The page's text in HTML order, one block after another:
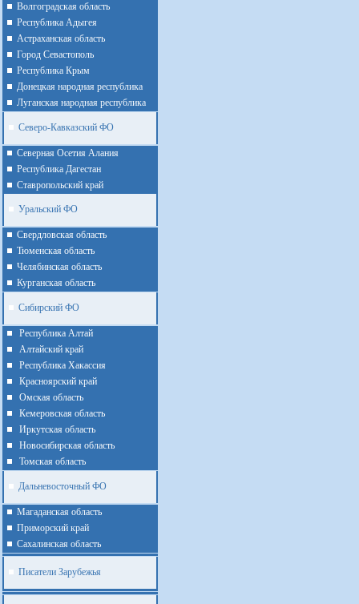
Волгоградская область
Республика Адыгея
Астраханская область
Город Севастополь
Республика Крым
Донецкая народная республика
Луганская народная республика
Северо-Кавказский ФО
Северная Осетия Алания
Республика Дагестан
Ставропольский край
Уральский ФО
Cвердловская область
Тюменская область
Челябинская область
Курганская область
Сибирский ФО
Республика Алтай
Алтайcкий край
Республика Хакассия
Красноярский край
Омская область
Кемеровская область
Иркутская область
Новосибирская область
Томская область
Дальневосточный ФО
Магаданская область
Приморский край
Cахалинская область
Писатели Зарубежья